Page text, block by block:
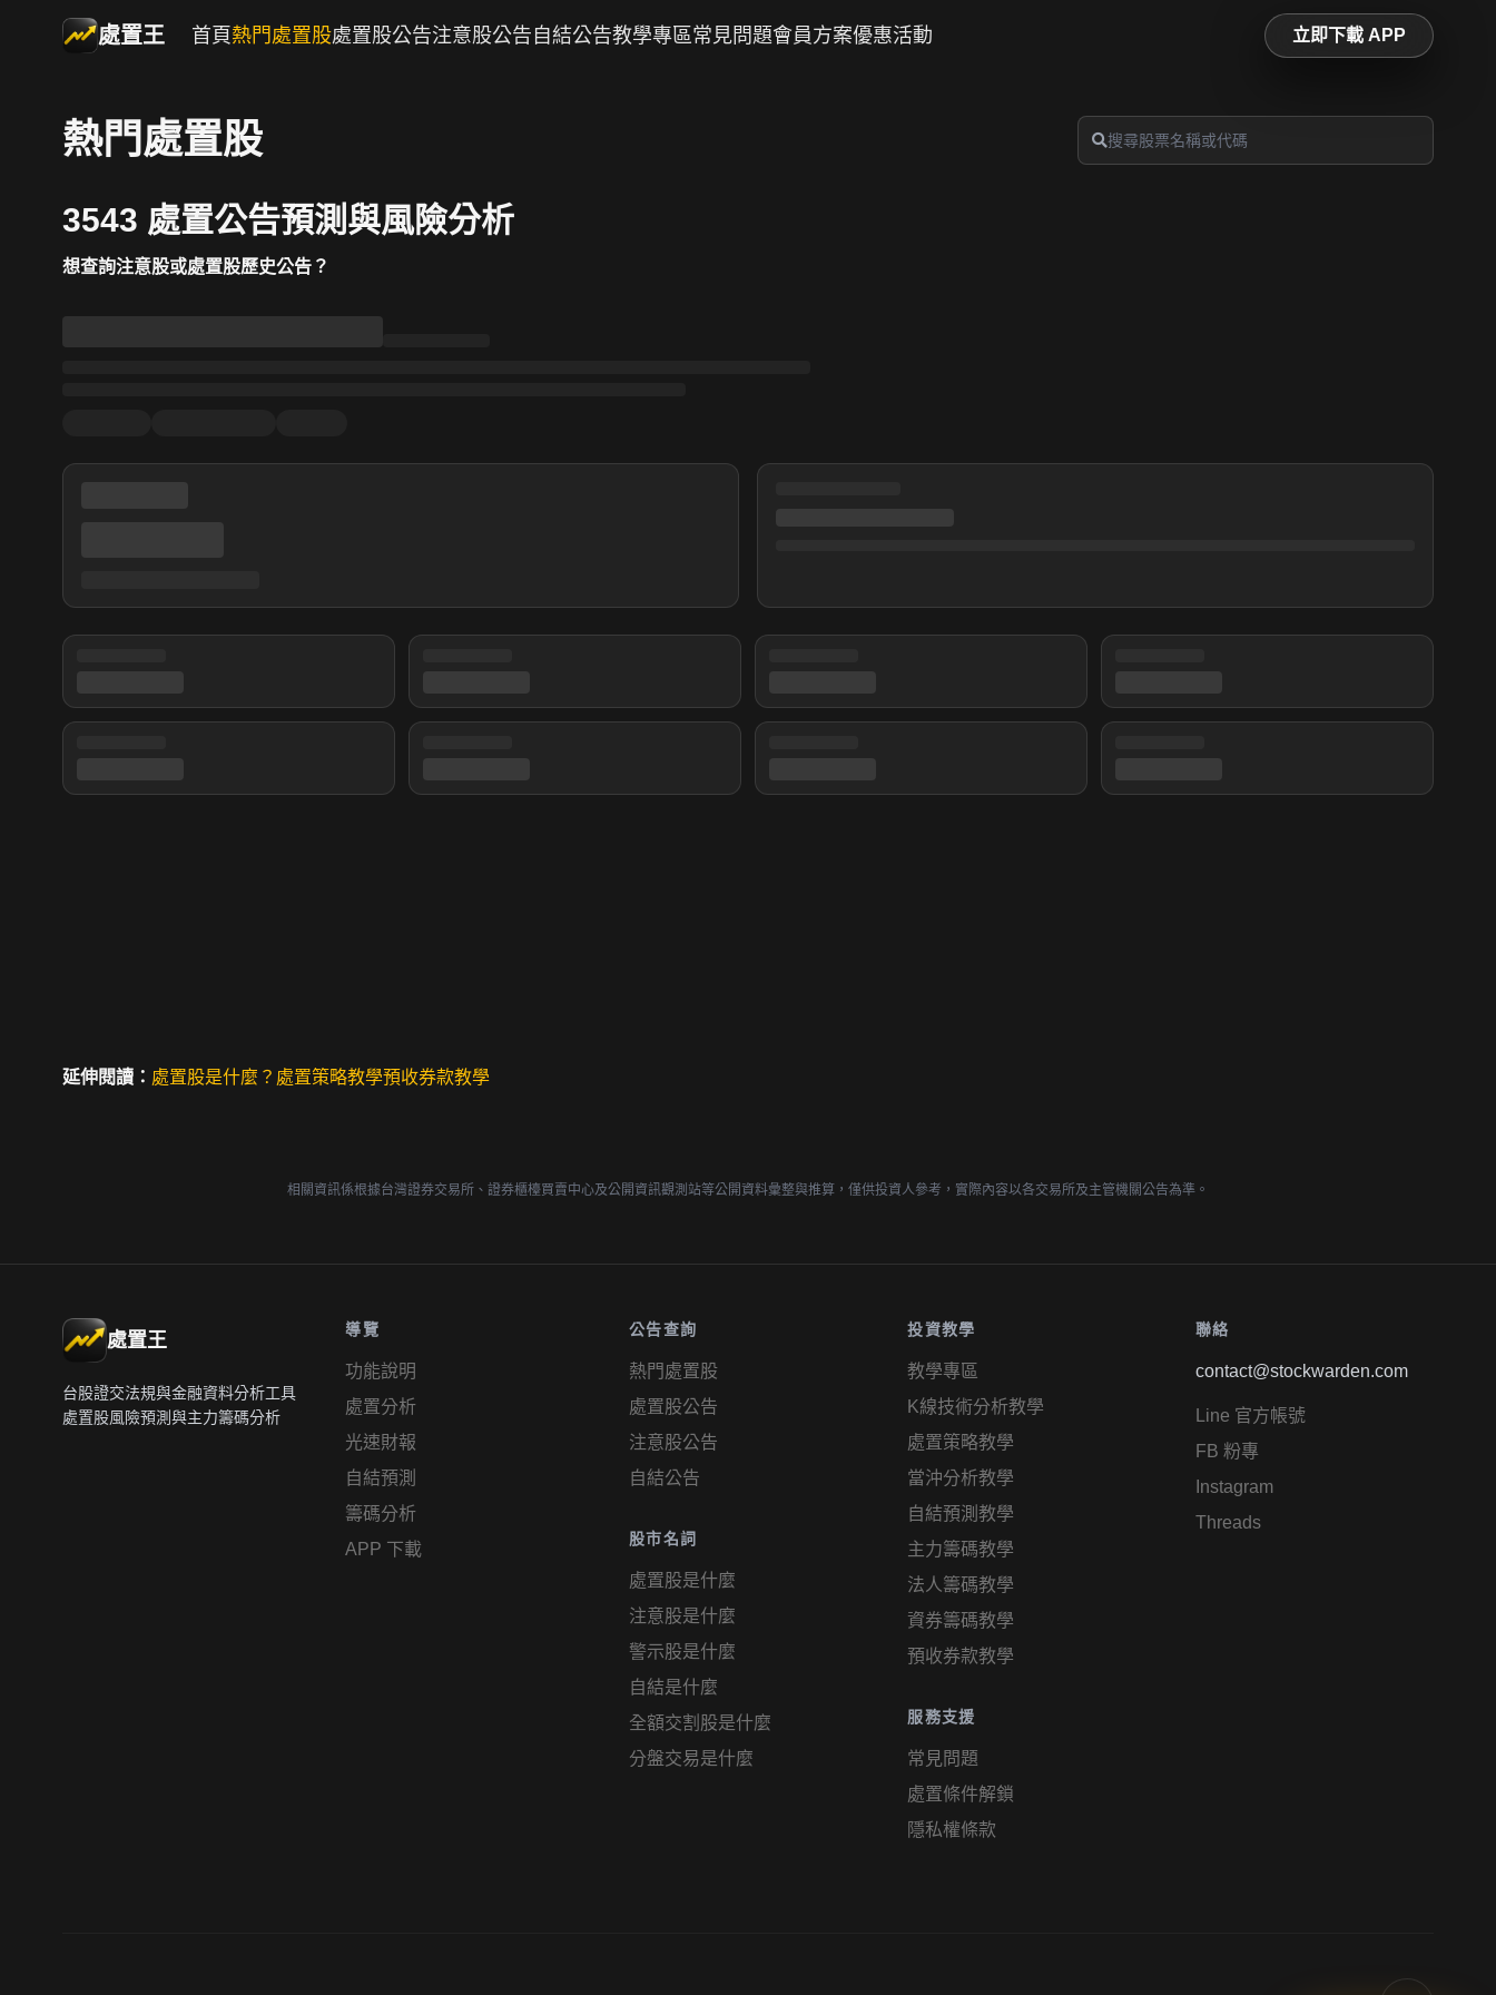
處置王 首頁 熱門處置股處置股公告注意股公告 自結公告教學專區常見問題會員方案優惠活動 立即下載 APP
熱門處置股
3543 處置公告預測與風險分析
想查詢注意股或處置股歷史公告？
延伸閱讀： 處置股是什麼？ 處置策略教學預收券款教學
相關資訊係根據台灣證券交易所、證券櫃檯買賣中心及公開資訊觀測站等公開資料彙整與推算，僅供投資人參考，實際內容以各交易所及主管機關公告為準。
處置王
台股證交法規與金融資料分析工具
處置股風險預測與主力籌碼分析
導覽
功能說明
處置分析
光速財報
自結預測
籌碼分析
APP 下載
公告查詢
熱門處置股
處置股公告
注意股公告
自結公告
股市名詞
處置股是什麼
注意股是什麼
警示股是什麼
自結是什麼
全額交割股是什麼
分盤交易是什麼
投資教學
教學專區
K線技術分析教學
處置策略教學
當沖分析教學
自結預測教學
主力籌碼教學
法人籌碼教學
資券籌碼教學
預收券款教學
服務支援
常見問題
處置條件解鎖
隱私權條款
聯絡
contact@stockwarden.com
Line 官方帳號
FB 粉專
Instagram
Threads